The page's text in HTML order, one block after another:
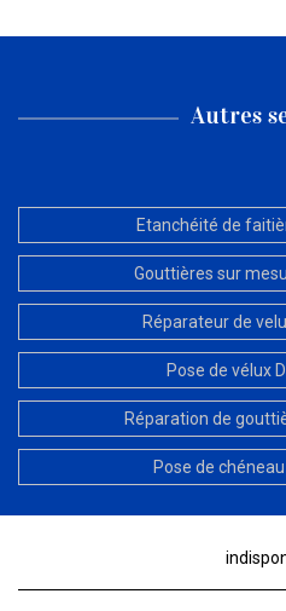
Autres
Etanchéité de
Gouttières sur
Réparateur de
Pose de vélux
Réparation de
Pose de